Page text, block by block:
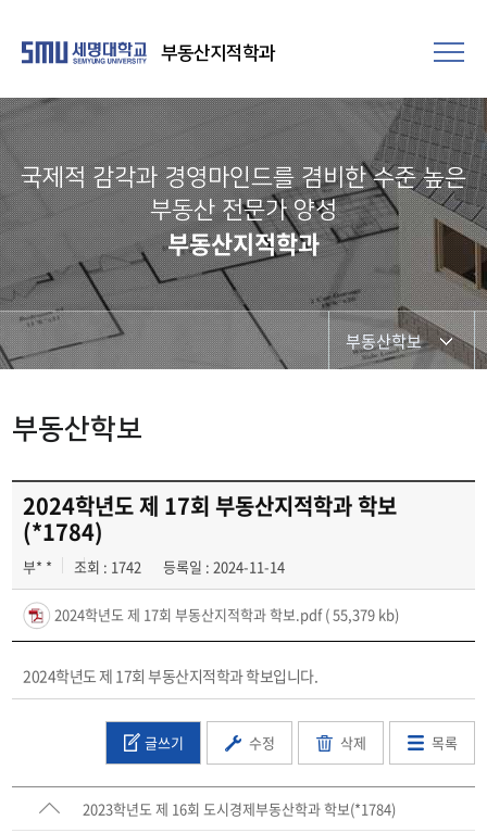
부동산지적학과
국제적 감각과 경영마인드를 겸비한 수준 높은
부동산 전문가 양성
부동산지적학과
부동산학보
일반자료실
부동산학보
동아리
부동산학보
2024학년도 제 17회 부동산지적학과 학보
(*1784)
부* * 조회 : 1742 등록일 : 2024-11-14
2024학년도 제 17회 부동산지적학과 학보.pdf( 55,379 kb)
2024학년도 제 17회 부동산지적학과 학보입니다.
글쓰기 수정 삭제 목록
2023학년도 제 16회 도시경제부동산학과 학보(*1784)